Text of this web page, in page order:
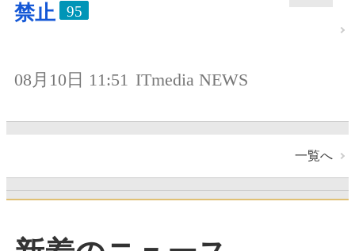
禁止
95
08月10日 11:51 ITmedia NEWS
一覧へ